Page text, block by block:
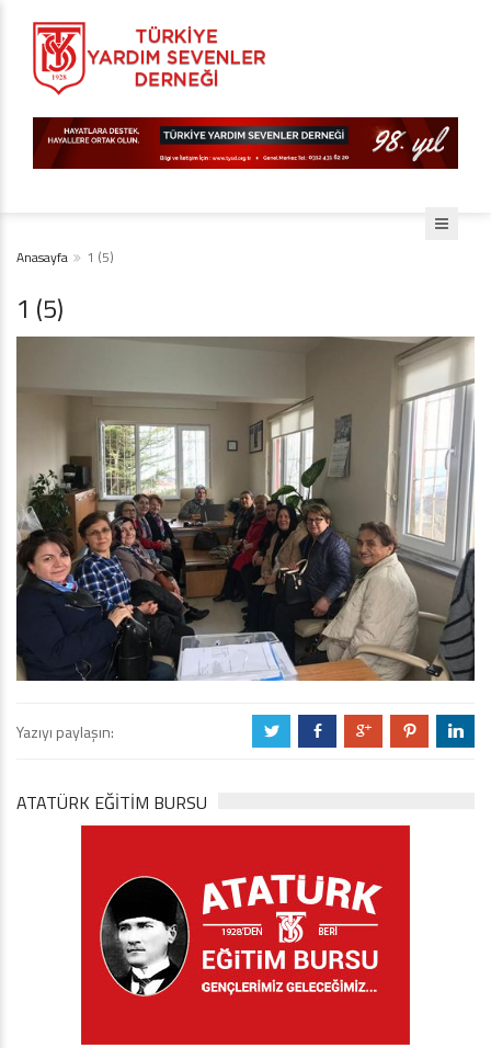
Anasayfa 1 (5)
1 (5)
Yazıyı paylaşın: a b c d j
ATATÜRK EĞITIM BURSU